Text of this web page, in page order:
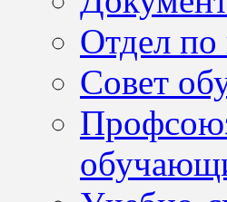
Отдел по
Совет